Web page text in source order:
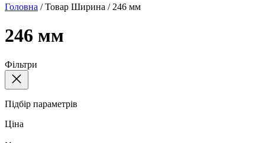
Головна /Товар Ширина / 246 мм
246 мм
Фільтри
Підбір параметрів
Ціна